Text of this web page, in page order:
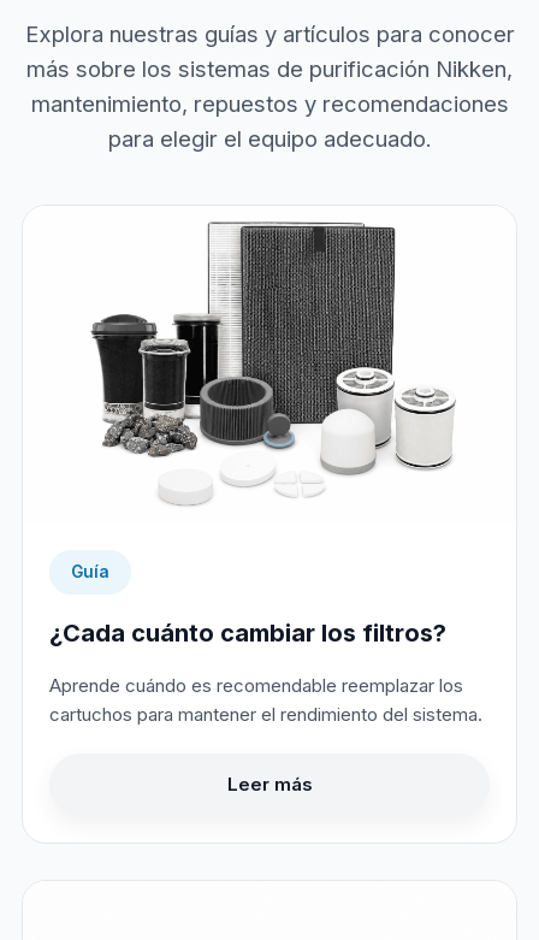
Explora nuestras guías y artículos para conocer
más sobre los sistemas de purificación Nikken,
mantenimiento, repuestos y recomendaciones
para elegir el equipo adecuado.
Guía
¿Cada cuánto cambiar los filtros?
Aprende cuándo es recomendable reemplazar los
cartuchos para mantener el rendimiento del sistema.
Leer más